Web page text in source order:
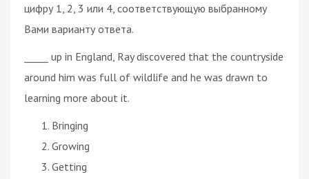
цифру 1, 2, 3 или 4, соответствующую выбранному
Вами варианту ответа.
_____ up in England, Ray discovered that the countryside
around him was full of wildlife and he was drawn to
learning more about it.
Bringing
Growing
Getting